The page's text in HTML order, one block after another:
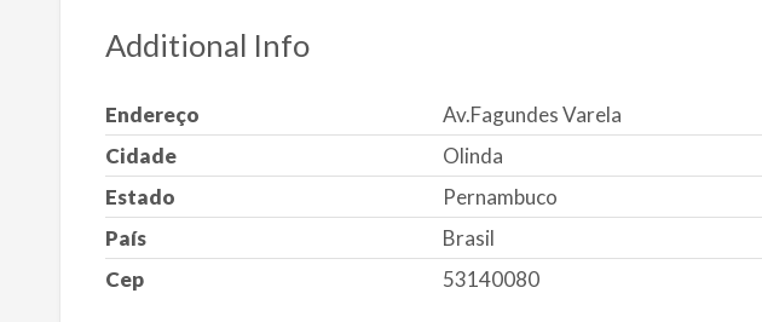
Additional Info
Endereço
Av.Fagundes Varela
Cidade
Olinda
Estado
Pernambuco
País
Brasil
Cep
53140080